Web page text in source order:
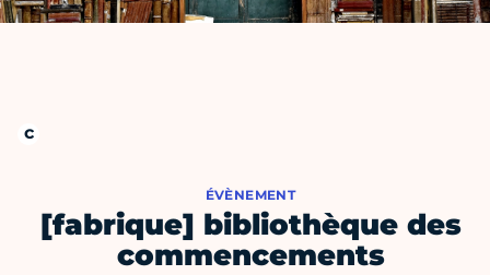
ÉVÈNEMENT
[fabrique] bibliothèque des
commencements